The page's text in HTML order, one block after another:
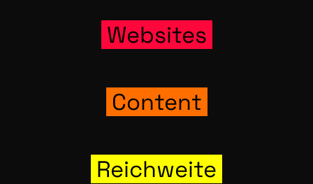
Web­sites
Con­tent
Reich­wei­te